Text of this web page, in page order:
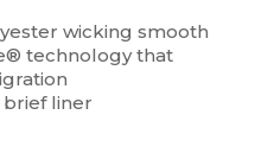
wicking smooth
technology that
liner